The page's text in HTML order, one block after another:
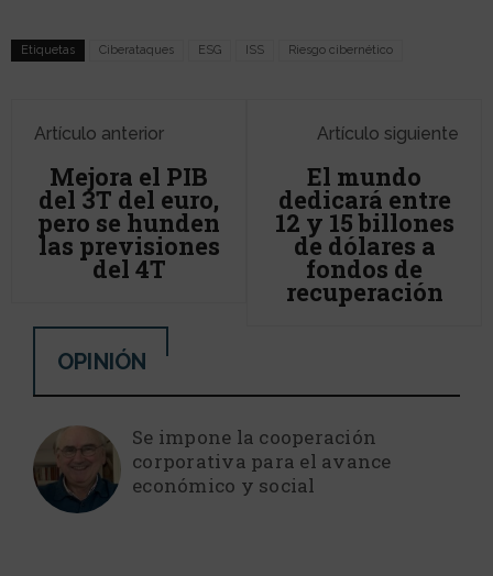
Etiquetas Ciberataques ESG ISS Riesgo cibernético
Artículo anterior
Mejora el PIB
del 3T del euro,
pero se hunden
las previsiones
del 4T
Artículo siguiente
El mundo
dedicará entre
12 y 15 billones
de dólares a
fondos de
recuperación
OPINIÓN
Se impone la cooperación
corporativa para el avance
económico y social